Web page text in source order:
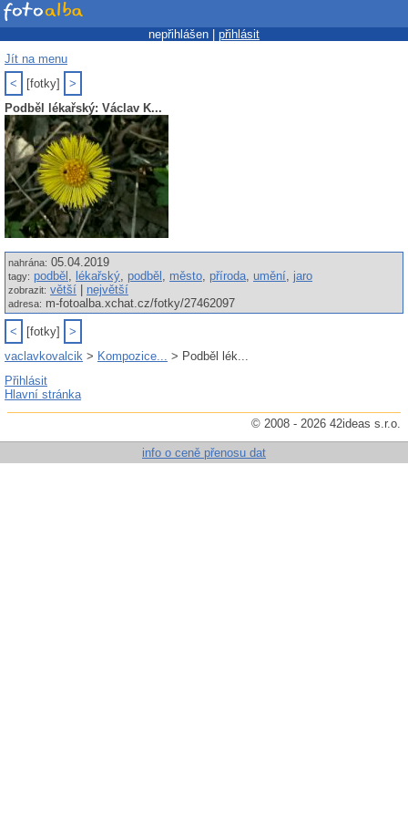
nepřihlášen | přihlásit
Jít na menu
<
[fotky]
>
Podběl lékařský: Václav K...
nahrána: 05.04.2019
tagy: podběl , lékařský, podběl , město, příroda, umění, jaro
zobrazit: větší největší
adresa: m-fotoalba.xchat.cz/fotky/27462097
< [fotky]
>
vaclavkovalcik > Kompozice... > Podběl lék...
Přihlásit
Hlavní stránka
© 2008 - 2026 42ideas s.r.o.
info o ceně přenosu dat